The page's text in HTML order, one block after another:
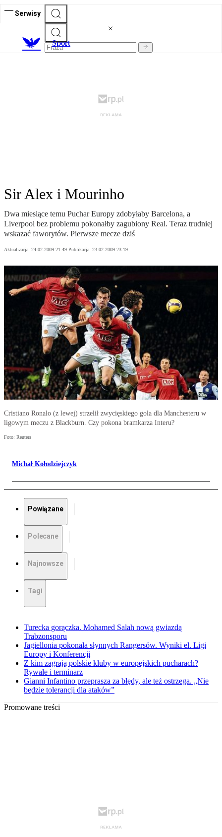
Serwisy
Sport
Sir Alex i Mourinho
Dwa miesiące temu Puchar Europy zdobyłaby Barcelona, a
Liverpool bez problemu pokonałby zagubiony Real. Teraz trudniej
wskazać faworytów. Pierwsze mecze dziś
Aktualizacja: 24.02.2009 21:49 Publikacja: 23.02.2009 23:19
Cristiano Ronalo (z lewej) strzelił zwycięskiego gola dla Manchesteru w
ligowym meczu z Blackburn. Czy pokona bramkarza Interu?
Foto: Reuters
Michał Kołodziejczyk
Powiązane
Polecane
Najnowsze
Tagi
Turecka gorączka. Mohamed Salah nową gwiazdą
Trabzonsporu
Jagiellonia pokonała słynnych Rangersów. Wyniki el. Ligi
Europy i Konferencji
Z kim zagrają polskie kluby w europejskich pucharach?
Rywale i terminarz
Gianni Infantino przeprasza za błędy, ale też ostrzega. „Nie
będzie tolerancji dla ataków”
Promowane treści